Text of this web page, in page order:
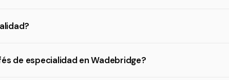
de especialidad en Wadebridge?